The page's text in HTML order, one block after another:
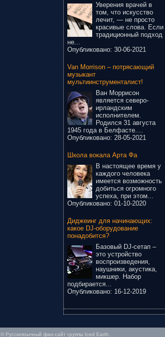
Уверения врачей в
том, что искусство
лечит, — не просто
красивые слова. Если
традиционный подход
не...
Опубликовано: 30-06-2021
Van Morrison – потрясающий
музыкант
мультиинструменталист!
Ван Моррисон
является северо-
ирландским
исполнителем.
Родился 31 августа
1945 года в Белфасте....
Опубликовано: 28-05-2021
Школа вокала Арта Фа
В настоящее время у
каждого человека
имеется возможность
добиться огромного
успеха, при этом...
Опубликовано: 01-10-2020
Диджеинг для начинающих:
какое DJ-оборудование
понадобится?
Базовый DJ-сетап –
это устройство
воспроизведения,
наушники, акустика,
микшер. Набор
подбирается...
Опубликовано: 16-12-2019
© Русскоязычный фан-сайт группы Iced Earth.